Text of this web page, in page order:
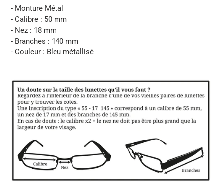
- Monture Métal
- Calibre : 50 mm
- Nez : 18 mm
- Branches : 140 mm
- Couleur : Bleu métallisé